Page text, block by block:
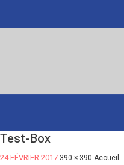
Test-Box
24 FÉVRIER 2017 390 × 390 Accueil